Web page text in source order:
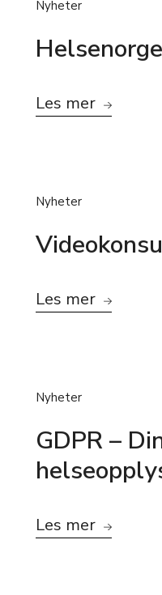
Nyheter
Helsenorge
Les mer
Nyheter
Les mer
Nyheter
GDPR –
Les mer